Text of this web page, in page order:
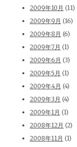
2009年10月 (11)
2009年9月 (16)
2009年8月 (6)
2009年7月 (1)
2009年6月 (3)
2009年5月 (1)
2009年4月 (4)
2009年3月 (4)
2009年1月 (1)
2008年12月 (2)
2008年11月 (1)